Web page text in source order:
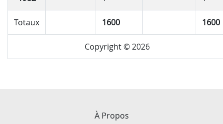
Totaux 1600 1600
Copyright © 2026
À Propos